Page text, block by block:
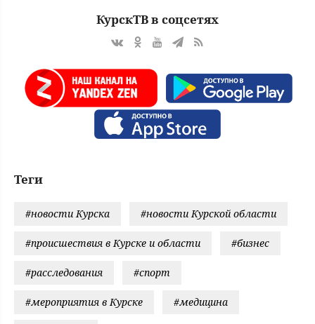
КурскТВ в соцсетях
Теги
#новости Курска #новости Курской области
#происшествия в Курске и области #бизнес
#расследования #спорт
#мероприятия в Курске #медицина